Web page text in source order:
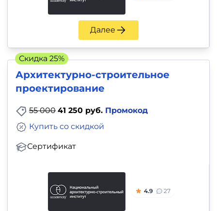
Далее
Архитектурно-строительное
проектирование
55 000 41 250 руб. Промокод
Сертификат
Купить со скидкой
4.9 27
Скидка 25%